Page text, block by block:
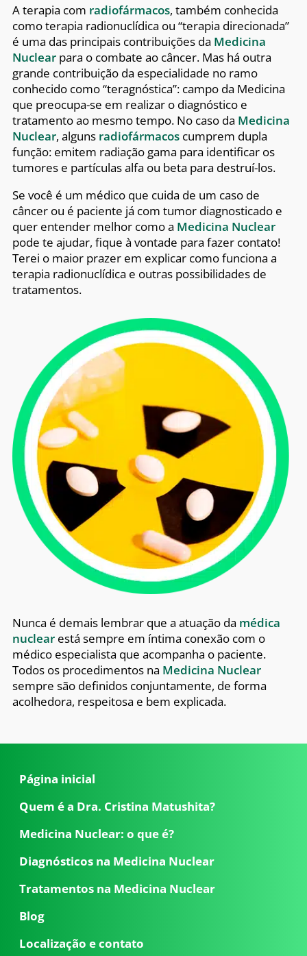
A terapia com radiofármacos, também conhecida
como terapia radionuclídica ou “terapia direcionada”
é uma das principais contribuições da Medicina
Nuclearpara o combate ao câncer. Mas há outra
grande contribuição da especialidade no ramo
conhecido como “teragnóstica”: campo da Medicina
que preocupa-se em realizar o diagnóstico e
tratamento ao mesmo tempo. No caso da Medicina
Nuclear, alguns radiofármacoscumprem dupla
função: emitem radiação gama para identificar os
tumores e partículas alfa ou beta para destruí-los.
Se você é um médico que cuida de um caso de
câncer ou é paciente já com tumor diagnosticado e
quer entender melhor como a Medicina Nuclear
pode te ajudar, fique à vontade para fazer contato!
Terei o maior prazer em explicar como funciona a
terapia radionuclídica e outras possibilidades de
tratamentos.
Nunca é demais lembrar que a atuação da médica
nuclearestá sempre em íntima conexão com o
médico especialista que acompanha o paciente.
Todos os procedimentos na Medicina Nuclear
sempre são definidos conjuntamente, de forma
acolhedora, respeitosa e bem explicada.
Página inicial
Quem é a Dra. Cristina Matushita?
Medicina Nuclear: o que é?
Diagnósticos na Medicina Nuclear
Tratamentos na Medicina Nuclear
Blog
Localização e contato